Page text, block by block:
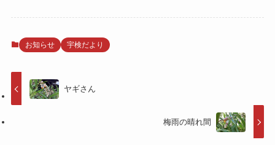
お知らせ 宇検だより
ヤギさん
梅雨の晴れ間